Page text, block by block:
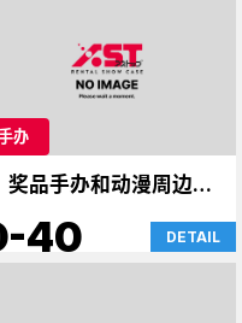
办
奖品手办和动漫周边商
品
40 DETAIL